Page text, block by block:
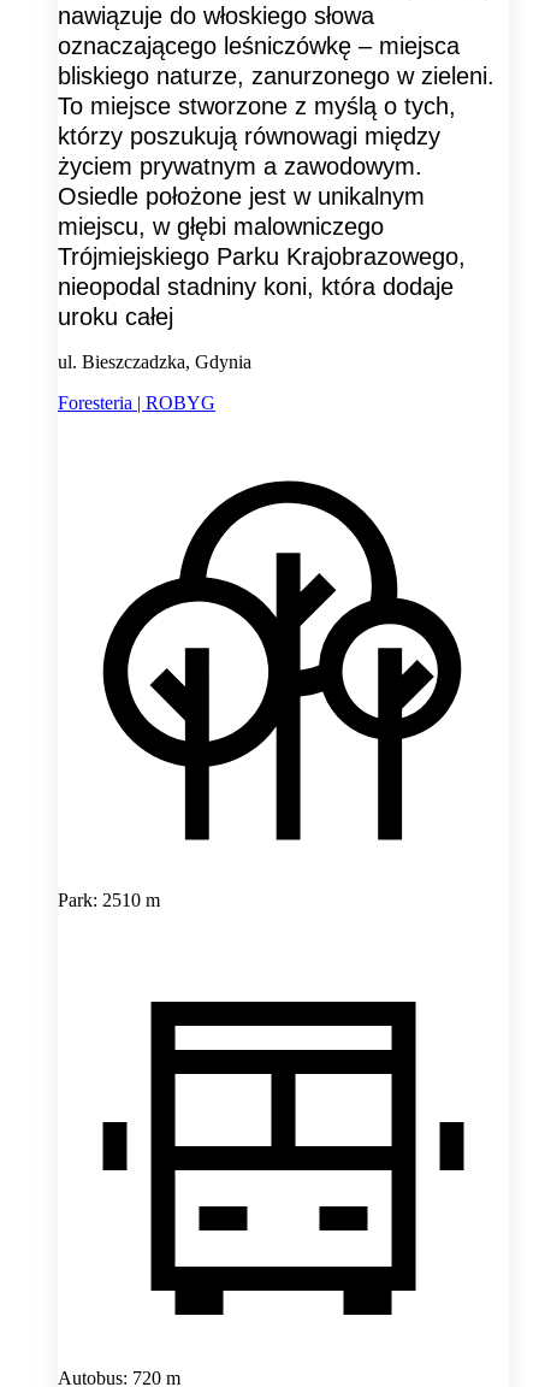
nawiązuje do włoskiego słowa
oznaczającego leśniczówkę – miejsca
bliskiego naturze, zanurzonego w zieleni.
To miejsce stworzone z myślą o tych,
którzy poszukują równowagi między
życiem prywatnym a zawodowym.
Osiedle położone jest w unikalnym
miejscu, w głębi malowniczego
Trójmiejskiego Parku Krajobrazowego,
nieopodal stadniny koni, która dodaje
uroku całej
ul. Bieszczadzka, Gdynia
Foresteria | ROBYG
Park: 2510 m
Autobus: 720 m